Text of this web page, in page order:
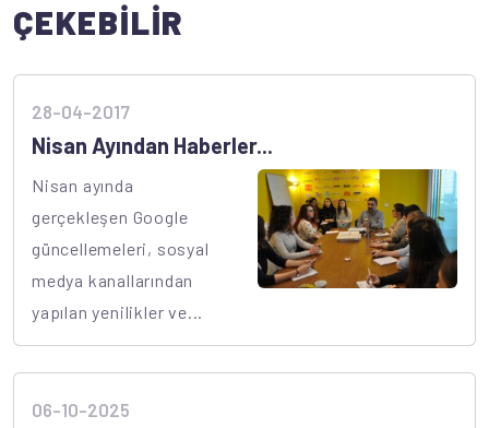
ÇEKEBİLİR
28-04-2017
Nisan Ayından Haberler...
Nisan ayında
gerçekleşen Google
güncellemeleri, sosyal
medya kanallarından
yapılan yenilikler ve...
06-10-2025